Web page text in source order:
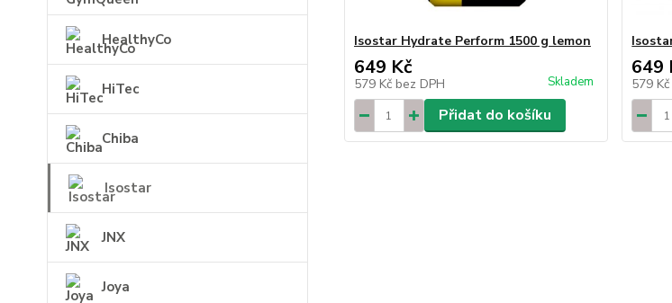
HealthyCo
HiTec
Chiba
Isostar
JNX
Joya
Isostar Hydrate Perform 1500 g lemon
649 Kč
579 Kč bez DPH Skladem
Přidat do košíku
649
579 Kč